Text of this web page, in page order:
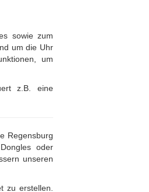
sowie zum
um die Uhr
um
z.B. eine
Regensburg
oder
unseren
zu erstellen.